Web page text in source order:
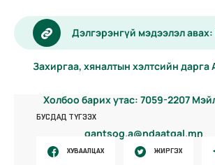
Дэлгэрэнгүй мэдээлэл
Захиргаа, хяналтын хэлтсийн дарга
Холбоо барих утас: 7059-2207
gantsog.a@ndaatgal.mn
БУСДАД ТҮГЭЭХ
ХУВААЛЦАХ ЖИРГЭХ